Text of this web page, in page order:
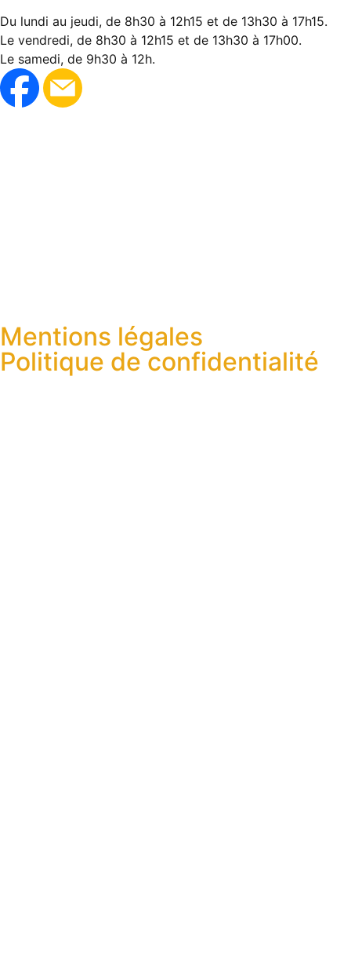
Du lundi au jeudi, de 8h30 à 12h15 et de 13h30 à 17h15.
Le vendredi, de 8h30 à 12h15 et de 13h30 à 17h00.
Le samedi, de 9h30 à 12h.
Mentions légales
Politique de confidentialité